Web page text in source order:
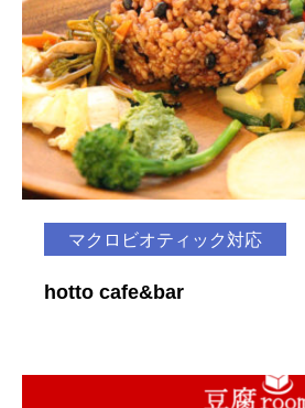
マクロビオティック対応
hotto cafe&bar